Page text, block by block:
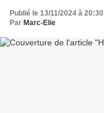
Publié le 13/11/2024 à 20:30
Par Marc-Elie